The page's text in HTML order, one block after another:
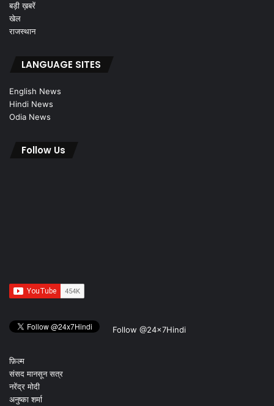
बड़ी ख़बरें
खेल
राजस्थान
LANGUAGE SITES
English News
Hindi News
Odia News
Follow Us
Follow @24x7Hindi
फ़िल्म
संसद मानसून सत्र
नरेंद्र मोदी
अनुष्का शर्मा